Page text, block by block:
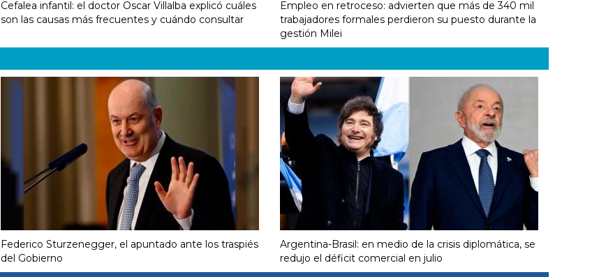
Cefalea infantil: el doctor Oscar Villalba explicó cuáles
son las causas más frecuentes y cuándo consultar
Empleo en retroceso: advierten que más de 340 mil
trabajadores formales perdieron su puesto durante la
gestión Milei
Federico Sturzenegger, el apuntado ante los traspiés
del Gobierno
Argentina-Brasil: en medio de la crisis diplomática, se
redujo el déficit comercial en julio